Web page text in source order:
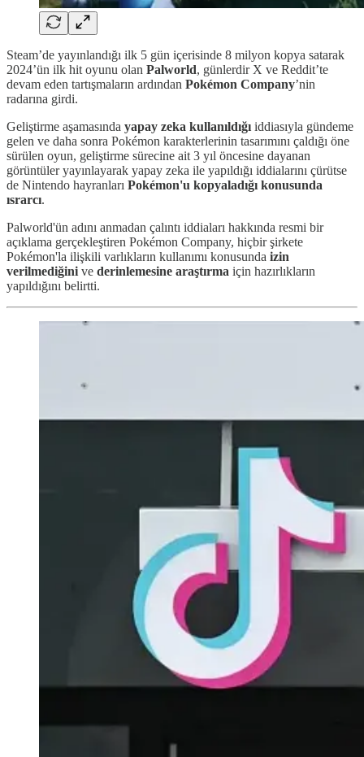
Steam’de yayınlandığı ilk 5 gün içerisinde 8 milyon kopya satarak
2024’ün ilk hit oyunu olan Palworld, günlerdir X ve Reddit’te
devam eden tartışmaların ardından Pokémon Company’nin
radarına girdi.
Geliştirme aşamasında yapay zeka kullanıldığı iddiasıyla gündeme
gelen ve daha sonra Pokémon karakterlerinin tasarımını çaldığı öne
sürülen oyun, geliştirme sürecine ait 3 yıl öncesine dayanan
görüntüler yayınlayarak yapay zeka ile yapıldığı iddialarını çürütse
de Nintendo hayranları Pokémon'u kopyaladığı konusunda
ısrarcı.
Palworld'ün adını anmadan çalıntı iddiaları hakkında resmi bir
açıklama gerçekleştiren Pokémon Company, hiçbir şirkete
Pokémon'la ilişkili varlıkların kullanımı konusunda izin
verilmediğini ve derinlemesine araştırma için hazırlıkların
yapıldığını belirtti.